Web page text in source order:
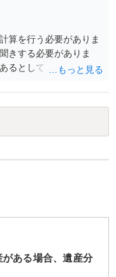
算を行う必要がありま
きする必要がありま
るとしてどの程度の金
ある場合、遺産分